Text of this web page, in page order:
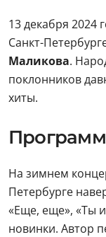
13 декабря 2024
Санкт-
Маликова.
поклонников
хиты.
На зимнем
Петербурге
«Еще, еще», «Ты
новинки. Автор